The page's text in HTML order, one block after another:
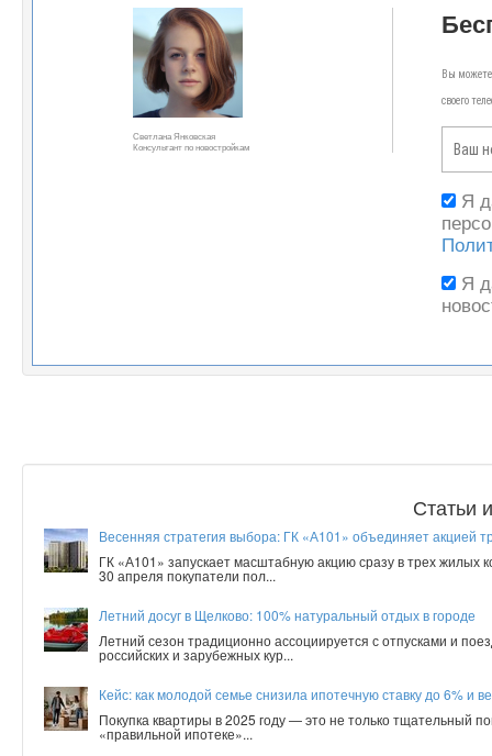
Светлана Янковская
Консультант по новостройкам
Вы
своего
Я
Я
Статьи
Весенняя стратегия выбора: ГК «А101» объединяет акцией
ГК «А101» запускает масштабную акцию сразу в трех
30 апреля покупатели пол...
Летний досуг в Щелково: 100% натуральный отдых в городе
Летний сезон традиционно ассоциируется с отпусками и
российских и зарубежных кур...
Кейс: как молодой семье снизила ипотечную ставку до 6% и
Покупка квартиры в 2025 году — это не только тщательный
«правильной ипотеке»...